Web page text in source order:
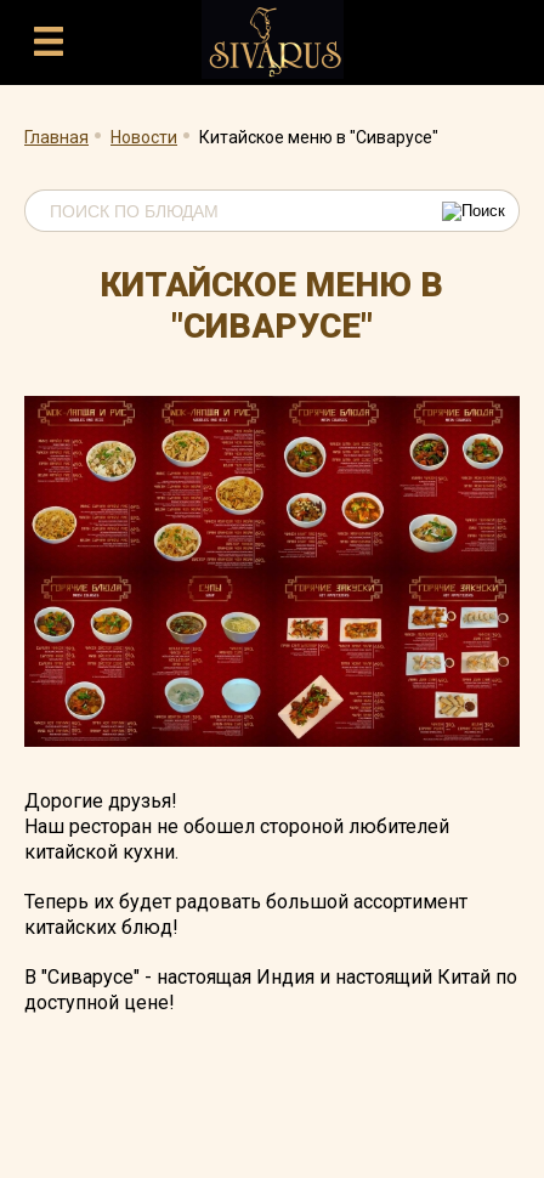
Главная . Новости . Китайское меню в "Сиварусе"
КИТАЙСКОЕ МЕНЮ В
"СИВАРУСЕ"
Дорогие друзья!
Наш ресторан не обошел стороной любителей
китайской кухни.
Теперь их будет радовать большой ассортимент
китайских блюд!
В "Сиварусе" - настоящая Индия и настоящий Китай по
доступной цене!